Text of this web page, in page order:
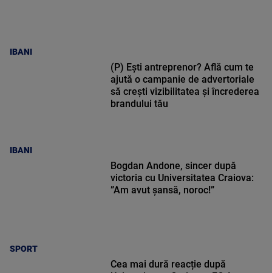
IBANI
IBANI
(P) Ești antreprenor? Află cum te
ajută o campanie de advertoriale
să crești vizibilitatea și încrederea
brandului tău
SPORT
Bogdan Andone, sincer după
victoria cu Universitatea Craiova:
”Am avut șansă, noroc!”
Cea mai dură reacție după